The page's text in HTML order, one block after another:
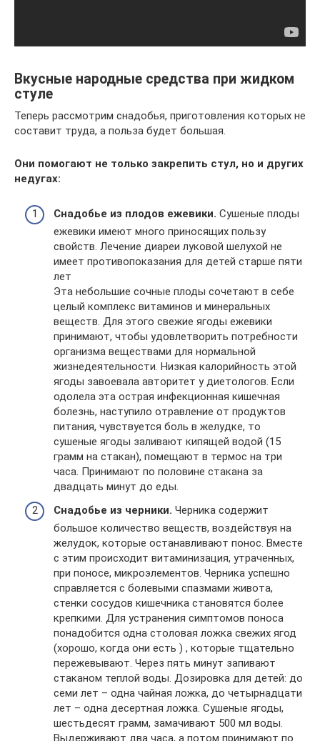
Вкусные народные средства при жидком
стуле
Теперь рассмотрим снадобья, приготовления которых не
составит труда, а польза будет большая.
Они помогают не только закрепить стул, но и других
недугах:
Снадобье из плодов ежевики. Сушеные плоды
ежевики имеют много приносящих пользу
свойств. Лечение диареи луковой шелухой не
имеет противопоказания для детей старше пяти
лет
Эта небольшие сочные плоды сочетают в себе
целый комплекс витаминов и минеральных
веществ. Для этого свежие ягоды ежевики
принимают, чтобы удовлетворить потребности
организма веществами для нормальной
жизнедеятельности. Низкая калорийность этой
ягоды завоевала авторитет у диетологов. Если
одолела эта острая инфекционная кишечная
болезнь, наступило отравление от продуктов
питания, чувствуется боль в желудке, то
сушеные ягоды заливают кипящей водой (15
грамм на стакан), помещают в термос на три
часа. Принимают по половине стакана за
двадцать минут до еды.
Снадобье из черники. Черника содержит
большое количество веществ, воздействуя на
желудок, которые останавливают понос. Вместе
с этим происходит витаминизация, утраченных,
при поносе, микроэлементов. Черника успешно
справляется с болевыми спазмами живота,
стенки сосудов кишечника становятся более
крепкими. Для устранения симптомов поноса
понадобится одна столовая ложка свежих ягод
(хорошо, когда они есть ) , которые тщательно
пережевывают. Через пять минут запивают
стаканом теплой воды. Дозировка для детей: до
семи лет – одна чайная ложка, до четырнадцати
лет – одна десертная ложка. Сушеные ягоды,
шестьдесят грамм, замачивают 500 мл воды.
Выдерживают два часа, а потом принимают по